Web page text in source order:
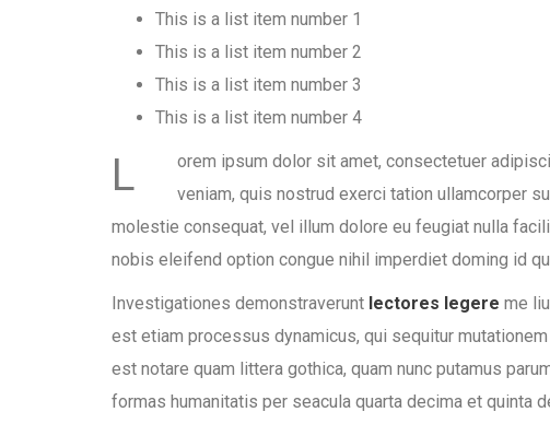
This is a list item number 1
This is a list item number 2
This is a list item number 3
This is a list item number 4
L
orem ipsum dolor sit amet, consectetuer
veniam, quis nostrud exerci tation ullamcorper
molestie consequat, vel illum dolore eu feugiat nulla
nobis eleifend option congue nihil imperdiet doming id
Investigationes demonstraverunt lectores legere me
est etiam processus dynamicus, qui sequitur
est notare quam littera gothica, quam nunc putamus
formas humanitatis per seacula quarta decima et quinta